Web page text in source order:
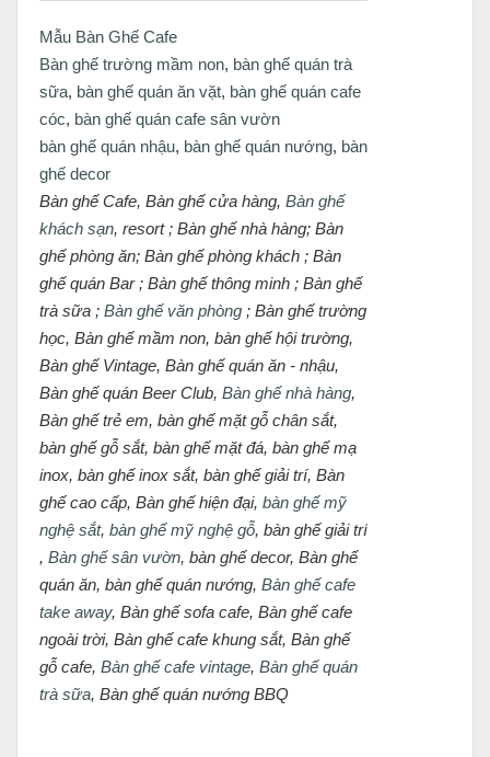
Mẫu Bàn Ghế Cafe
Bàn ghế trường mầm non, bàn ghế quán trà
sữa, bàn ghế quán ăn vặt, bàn ghế quán cafe
cóc, bàn ghế quán cafe sân vườn
bàn ghế quán nhậu, bàn ghế quán nướng, bàn
ghế decor
Bàn ghế Cafe, Bàn ghế cửa hàng, Bàn ghế
khách sạn, resort ; Bàn ghế nhà hàng; Bàn
ghế phòng ăn; Bàn ghế phòng khách ; Bàn
ghế quán Bar ; Bàn ghế thông minh ; Bàn ghế
trà sữa ; Bàn ghế văn phòng ; Bàn ghế trường
học, Bàn ghế mầm non, bàn ghế hội trường,
Bàn ghế Vintage, Bàn ghế quán ăn - nhậu,
Bàn ghế quán Beer Club, Bàn ghế nhà hàng,
Bàn ghế trẻ em, bàn ghế mặt gỗ chân sắt,
bàn ghế gỗ sắt, bàn ghế mặt đá, bàn ghế mạ
inox, bàn ghế inox sắt, bàn ghế giải trí, Bàn
ghế cao cấp, Bàn ghế hiện đại, bàn ghế mỹ
nghệ sắt, bàn ghế mỹ nghệ gỗ, bàn ghế giải trí
, Bàn ghế sân vườn, bàn ghế decor, Bàn ghế
quán ăn, bàn ghế quán nướng, Bàn ghế cafe
take away, Bàn ghế sofa cafe, Bàn ghế cafe
ngoài trời, Bàn ghế cafe khung sắt, Bàn ghế
gỗ cafe, Bàn ghế cafe vintage, Bàn ghế quán
trà sữa, Bàn ghế quán nướng BBQ